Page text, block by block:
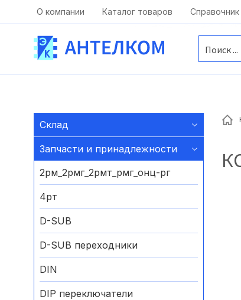
Москва, ул. Московская, д.1 офис 1
О компании Каталог товаров Справочник
Склад
Запчасти и принадлежности
2рм_2рмг_2рмт_рмг_онц-рг
4рт
D-SUB
D-SUB переходники
DIN
DIP переключатели